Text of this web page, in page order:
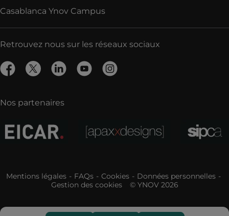
Casablanca Ynov Campus
Retrouvez nous sur les réseaux sociaux
Nos partenaires
Mentions légales FAQs Cookies
Données personnelles
Gestion des cookies
© YNOV 2026